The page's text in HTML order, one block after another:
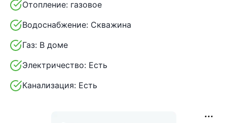
Отопление: газовое
Водоснабжение: Скважина
Газ: В доме
Электричество: Есть
Канализация: Есть